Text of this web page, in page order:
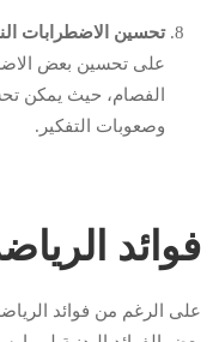
تحسين الاضطرابات
على تحسين بعض
الفصام، حيث يمكن
وصعوبات التفكير.
فوائد
على الرغم من فوائد